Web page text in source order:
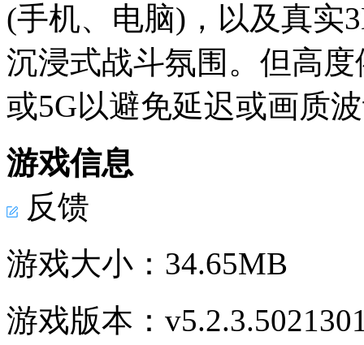
(手机、电脑)，以及真实
沉浸式战斗氛围。但高
或5G以避免延迟或画质
游戏信息
反馈
游戏大小： 34.65MB
游戏版本：